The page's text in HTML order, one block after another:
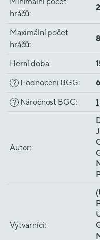
hráčů:
2
Maximální počet
hráčů:
8
Herní doba:
? Hodnocení BGG:
? Náročnost BGG: 1
Autor:
Výtvarníci: